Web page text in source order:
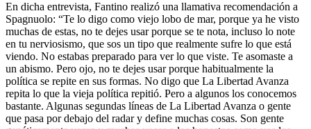
En dicha entrevista, Fantino realizó una llamativa recomendación a
Spagnuolo: “Te lo digo como viejo lobo de mar, porque ya he visto
muchas de estas, no te dejes usar porque se te nota, incluso lo note
en tu nerviosismo, que sos un tipo que realmente sufre lo que está
viendo. No estabas preparado para ver lo que viste. Te asomaste a
un abismo. Pero ojo, no te dejes usar porque habitualmente la
política se repite en sus formas. No digo que La Libertad Avanza
repita lo que la vieja política repitió. Pero a algunos los conocemos
bastante. Algunas segundas líneas de La Libertad Avanza o gente
que pasa por debajo del radar y define muchas cosas. Son gente